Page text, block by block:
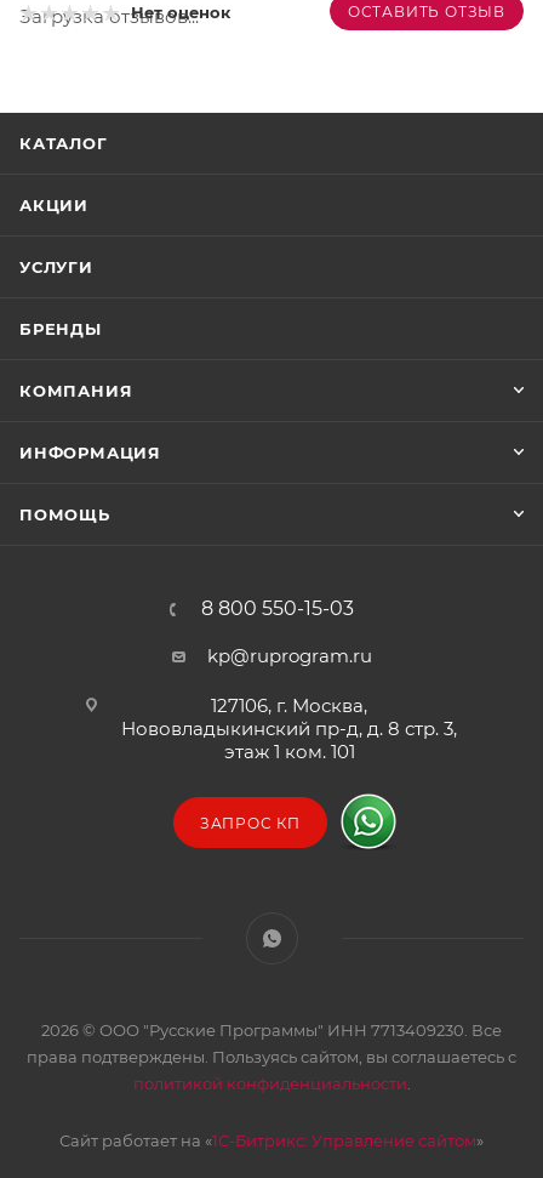
Нет оценок ОСТАВИТЬ ОТЗЫВ
Загрузка отзывов...
КАТАЛОГ
АКЦИИ
УСЛУГИ
БРЕНДЫ
КОМПАНИЯ
ИНФОРМАЦИЯ
ПОМОЩЬ
8 800 550-15-03
kp@ruprogram.ru
127106, г. Москва,
Нововладыкинский пр-д, д. 8 стр. 3,
этаж 1 ком. 101
ЗАПРОС КП
2026 © ООО "Русские Программы" ИНН 7713409230. Все
права подтверждены. Пользуясь сайтом, вы соглашаетесь с
политикой конфиденциальности
Сайт работает на «1С-Битрикс: Управление сайтом»